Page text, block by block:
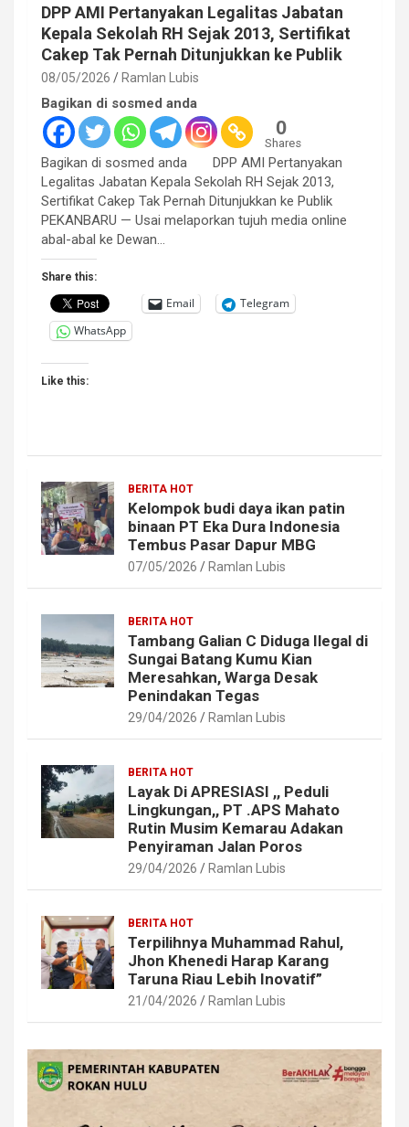
DPP AMI Pertanyakan Legalitas Jabatan
Kepala Sekolah RH Sejak 2013, Sertifikat
Cakep Tak Pernah Ditunjukkan ke Publik
08/05/2026 Ramlan Lubis
Bagikan di sosmed anda
0
Shares
Bagikan di sosmed anda DPP AMI Pertanyakan
Legalitas Jabatan Kepala Sekolah RH Sejak 2013,
Sertifikat Cakep Tak Pernah Ditunjukkan ke Publik
PEKANBARU — Usai melaporkan tujuh media online
abal-abal ke Dewan…
Share this:
Email
Telegram
WhatsApp
Like this:
BERITA HOT
Kelompok budi daya ikan patin
binaan PT Eka Dura Indonesia
Tembus Pasar Dapur MBG
07/05/2026 Ramlan Lubis
BERITA HOT
Tambang Galian C Diduga Ilegal di
Sungai Batang Kumu Kian
Meresahkan, Warga Desak
Penindakan Tegas
29/04/2026 Ramlan Lubis
BERITA HOT
Layak Di APRESIASI ,, Peduli
Lingkungan,, PT .APS Mahato
Rutin Musim Kemarau Adakan
Penyiraman Jalan Poros
29/04/2026 Ramlan Lubis
BERITA HOT
Terpilihnya Muhammad Rahul,
Jhon Khenedi Harap Karang
Taruna Riau Lebih Inovatif”
21/04/2026 Ramlan Lubis